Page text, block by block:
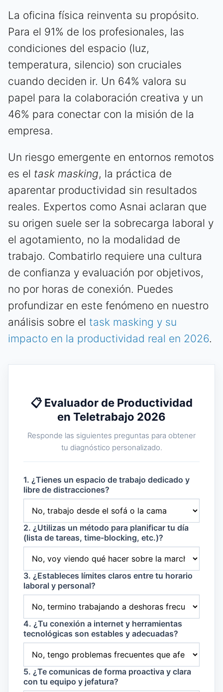
La oficina física reinventa su propósito.
Para el 91% de los profesionales, las
condiciones del espacio (luz,
temperatura, silencio) son cruciales
cuando deciden ir. Un 64% valora su
papel para la colaboración creativa y un
46% para conectar con la misión de la
empresa.
Un riesgo emergente en entornos remotos
es el task masking, la práctica de
aparentar productividad sin resultados
reales. Expertos como Asnai aclaran que
su origen suele ser la sobrecarga laboral y
el agotamiento, no la modalidad de
trabajo. Combatirlo requiere una cultura
de confianza y evaluación por objetivos,
no por horas de conexión. Puedes
profundizar en este fenómeno en nuestro
análisis sobre el task masking y su
impacto en la productividad real en 2026.
📋 Evaluador de Productividad
en Teletrabajo 2026
Responde las siguientes preguntas para obtener
tu diagnóstico personalizado.
1. ¿Tienes un espacio de trabajo dedicado y
libre de distracciones?
2. ¿Utilizas un método para planificar tu día
(lista de tareas, time-blocking, etc.)?
3. ¿Estableces límites claros entre tu horario
laboral y personal?
4. ¿Tu conexión a internet y herramientas
tecnológicas son estables y adecuadas?
5. ¿Te comunicas de forma proactiva y clara
con tu equipo y jefatura?